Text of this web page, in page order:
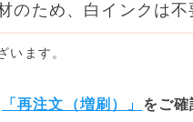
のため、白インクは不
います。
「再注文（増刷）」 をご確